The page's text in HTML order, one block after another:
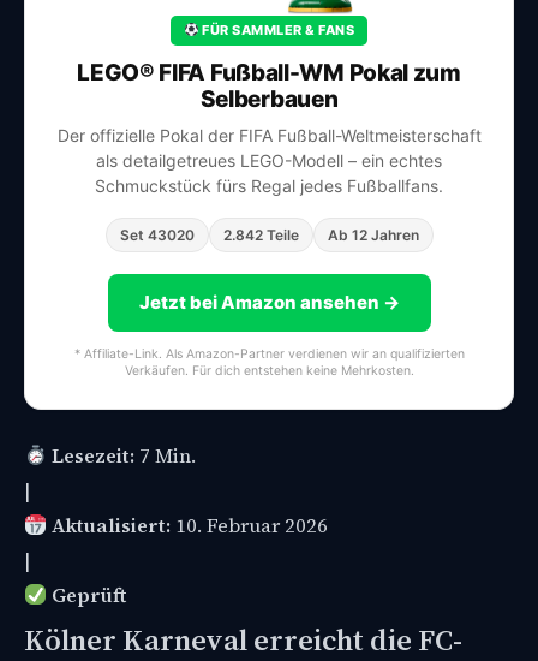
FÜR SAMMLER & FANS
LEGO® FIFA Fußball-WM Pokal zum
Selberbauen
Der offizielle Pokal der FIFA Fußball-Weltmeisterschaft
als detailgetreues LEGO-Modell – ein echtes
Schmuckstück fürs Regal jedes Fußballfans.
Set 43020 2.842 Teile Ab 12 Jahren
Jetzt bei Amazon ansehen →
* Affiliate-Link. Als Amazon-Partner verdienen wir an qualifizierten
Verkäufen. Für dich entstehen keine Mehrkosten.
Lesezeit:7 Min.
|
Aktualisiert:10. Februar 2026
|
Geprüft
Kölner Karneval erreicht die FC-